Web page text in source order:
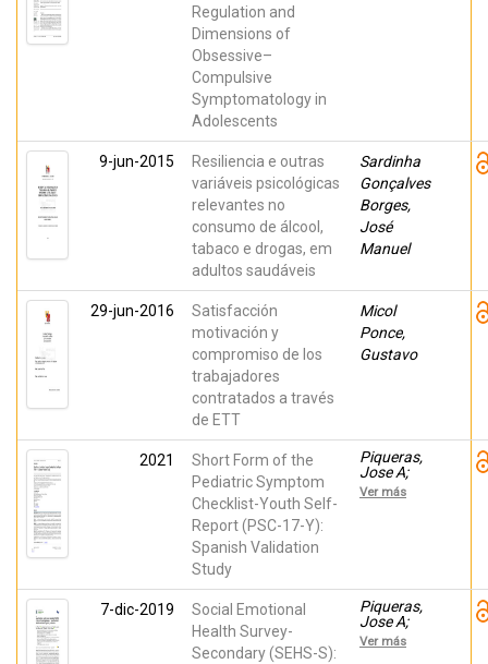
Regulation and
Dimensions of
Obsessive–
Compulsive
Symptomatology in
Adolescents
Jonatan;
Cervin,
Matti;
Piqueras,
Jose A
9-jun-2015
Resiliencia e outras
variáveis psicológicas
relevantes no
consumo de álcool,
tabaco e drogas, em
adultos saudáveis
Sardinha
Gonçalves
Borges,
José
Manuel
29-jun-2016
Satisfacción
motivación y
compromiso de los
trabajadores
contratados a través
de ETT
Micol
Ponce,
Gustavo
2021
Short Form of the
Pediatric Symptom
Checklist-Youth Self-
Report (PSC-17-Y):
Spanish Validation
Study
Piqueras,
Jose A;
Vidal-
Arenas,
Beatriz;
Marzo
Campos,
Juan
Ver más
7-dic-2019
Social Emotional
Health Survey-
Secondary (SEHS-S):
Piqueras,
Jose A;
Rodríguez-
Jiménez,
Ver más